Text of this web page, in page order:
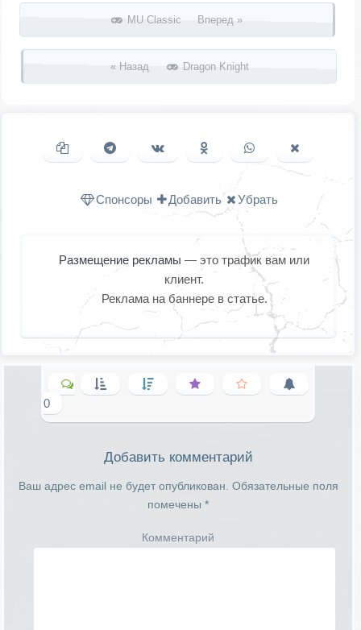
Запись навигация
MU Classic Вперед »
« Назад Dragon Knight
Копировать ссылкуПоделиться в Telegram
Поделиться ВКонтакте
Поделиться в
Одноклассниках
Поделиться в
WhatsAppв X
Спонсоры Добавить Убрать
Размещение рекламы — это трафик вам или
клиент.
Реклама на баннере в статье.
0
Добавить комментарий
Ваш адрес email не будет опубликован. Обязательные поля
помечены *
Комментарий